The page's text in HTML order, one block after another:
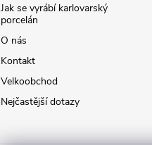
Jak se vyrábí karlovarský
porcelán
O nás
Kontakt
Velkoobchod
Nejčastější dotazy